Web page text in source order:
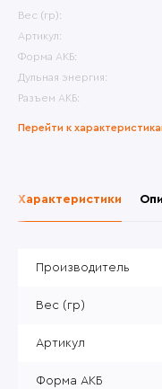
Вес (гр):
Артикул:
Форма АКБ:
Дульная энергия:
Разъем АКБ:
Перейти к
Характеристики
Производитель
Вес (гр)
Артикул
Форма АКБ